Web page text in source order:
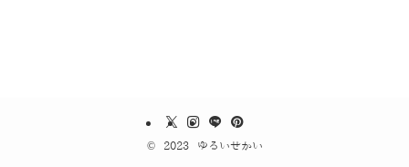
©2023 ゆるいせかい